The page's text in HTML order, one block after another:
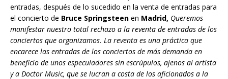
entradas, después de lo sucedido en la venta de entradas para
el concierto de Bruce Springsteen en Madrid, Queremos
manifestar nuestro total rechazo a la reventa de entradas de los
conciertos que organizamos. La reventa es una práctica que
encarece las entradas de los conciertos de más demanda en
beneficio de unos especuladores sin escrúpulos, ajenos al artista
y a Doctor Music, que se lucran a costa de los aficionados a la